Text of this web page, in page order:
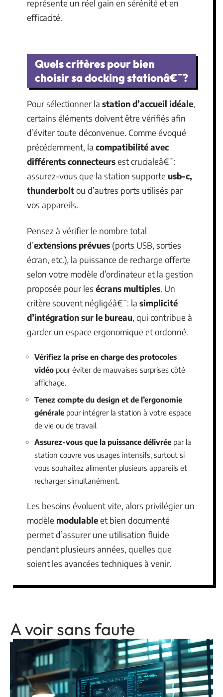
représente un réel gain en sérénité et en
efficacité.
Quels critères pour bien
choisir sa docking stationâ€¯?
Pour sélectionner la station d’accueil idéale,
certains éléments doivent être vérifiés afin
d’éviter toute déconvenue. Comme évoqué
précédemment, la compatibilité avec
différents connecteursest crucialeâ€¯:
assurez-vous que la station supporte usb-c,
thunderboltou d’autres ports utilisés par
vos appareils.
Pensez à vérifier le nombre total
d’extensions prévues (ports USB, sorties
écran, etc.), la puissance de recharge offerte
selon votre modèle d’ordinateur et la gestion
proposée pour les écrans multiples. Un
critère souvent négligéâ€¯: la simplicité
d’intégration sur le bureau, qui contribue à
garder un espace ergonomique et ordonné.
Vérifiez la prise en charge des protocoles
vidéo pour éviter de mauvaises surprises côté
affichage.
Tenez compte du design et de l’ergonomie
générale pour intégrer la station à votre espace
de vie ou de travail.
Assurez-vous que la puissance délivrée par la
station couvre vos usages intensifs, surtout si
vous souhaitez alimenter plusieurs appareils et
recharger simultanément.
Les besoins évoluent vite, alors privilégier un
modèle modulableet bien documenté
permet d’assurer une utilisation fluide
pendant plusieurs années, quelles que
soient les avancées techniques à venir.
A voir sans faute